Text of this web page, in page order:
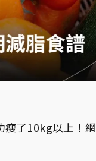
瘦了10kg以上！網